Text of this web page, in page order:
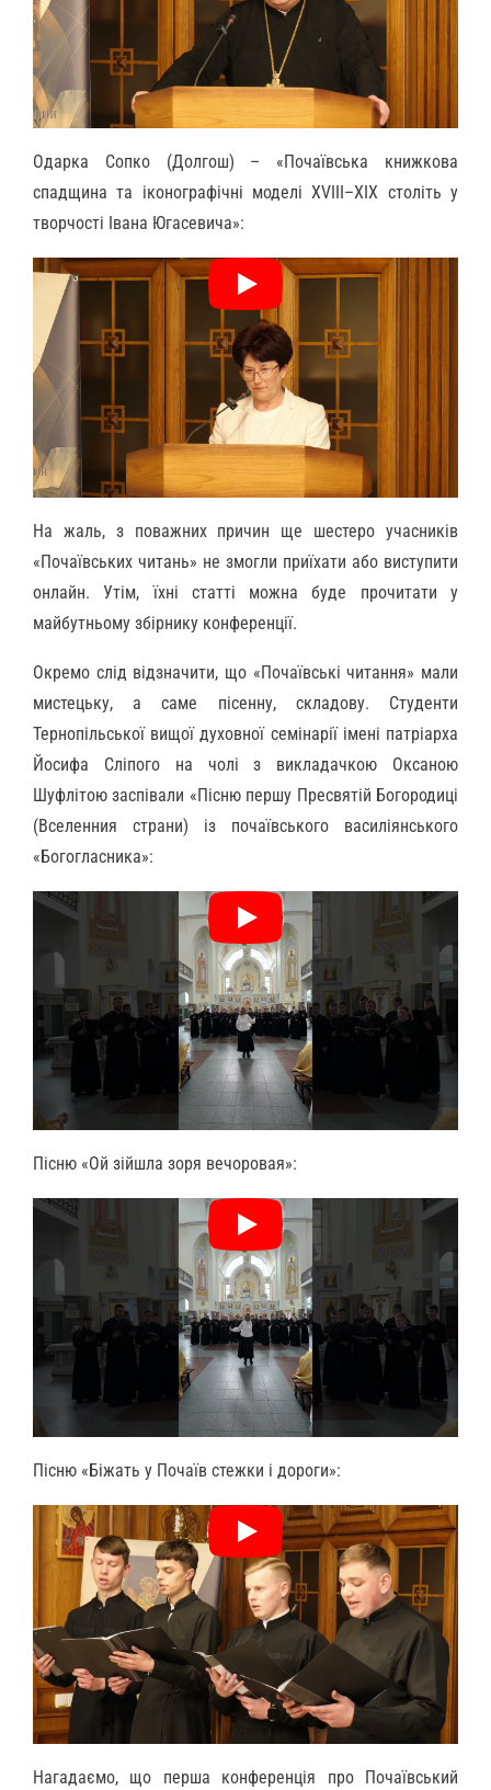
Одарка Сопко (Долгош) – «Почаївська книжкова
спадщина та іконографічні моделі ХVІІІ–ХІХ століть у
творчості Івана Югасевича»:
На жаль, з поважних причин ще шестеро учасників
«Почаївських читань» не змогли приїхати або виступити
онлайн. Утім, їхні статті можна буде прочитати у
майбутньому збірнику конференції.
Окремо слід відзначити, що «Почаївські читання» мали
мистецьку, а саме пісенну, складову. Студенти
Тернопільської вищої духовної семінарії імені патріарха
Йосифа Сліпого на чолі з викладачкою Оксаною
Шуфлітою заспівали «Пісню першу Пресвятій Богородиці
(Вселенния страни) із почаївського василіянського
«Богогласника»:
Пісню «Ой зійшла зоря вечоровая»:
Пісню «Біжать у Почаїв стежки і дороги»:
Нагадаємо, що перша конференція про Почаївський